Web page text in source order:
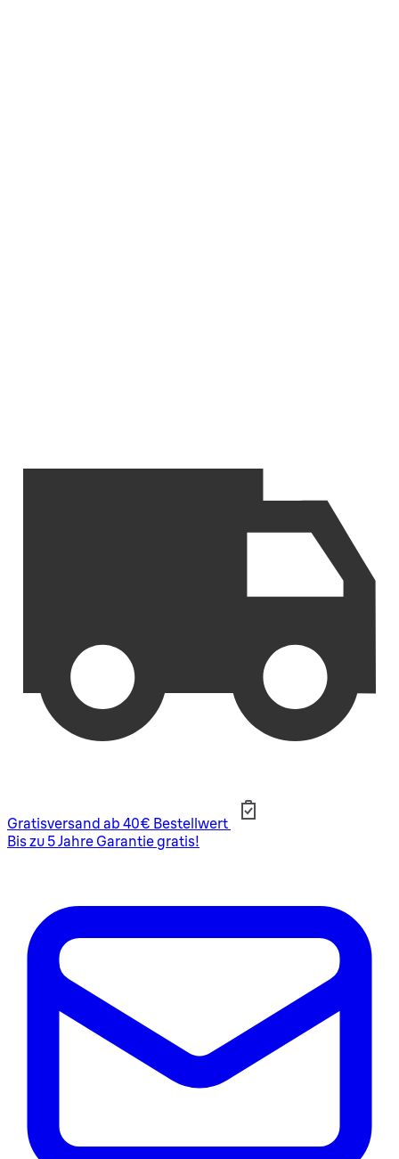
Gratisversand ab 40€ Bestellwert
Bis zu 5 Jahre Garantie gratis!